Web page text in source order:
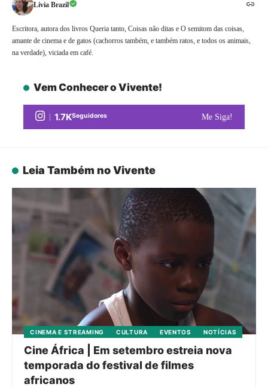
Livia Brazil
Escritora, autora dos livros Queria tanto, Coisas não ditas e O semitom das coisas,
amante de cinema e de gatos (cachorros também, e também ratos, e todos os animais,
na verdade), viciada em café.
Vem Conhecer o Vivente!
1.7KSeguidores Me Siga!
Leia Também no Vivente
CINEMA E STREAMING CULTURA EVENTOS NOTÍCIAS
Cine África | Em setembro estreia nova
temporada do festival de filmes
africanos